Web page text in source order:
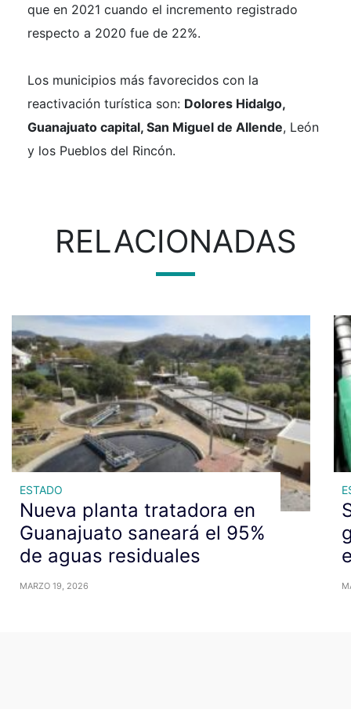
que en 2021 cuando el incremento registrado
respecto a 2020 fue de 22%.
Los municipios más favorecidos con la
reactivación turística son: Dolores Hidalgo,
Guanajuato capital, San Miguel de Allende, León
y los Pueblos del Rincón.
RELACIONADAS
ESTADO
Nueva planta tratadora en
Guanajuato saneará el 95%
de aguas residuales
MARZO 19, 2026